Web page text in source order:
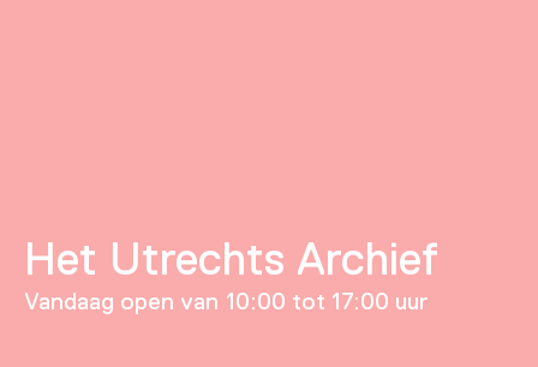
Het Utrechts Archief
Vandaag open van 10:00 tot 17:00 uur